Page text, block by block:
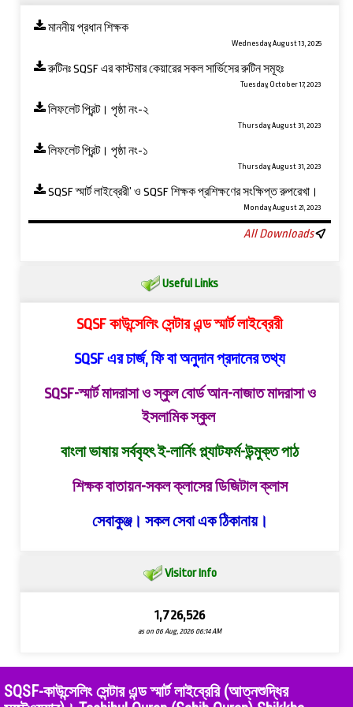
মাননীয় প্রধান শিক্ষক
Wednesday, August 13, 2025
রুটিনঃ SQSF এর কাস্টমার কেয়ারের সকল সার্ভিসের রুটিন সমূহঃ
Tuesday, October 17, 2023
লিফলেট প্রিন্ট। পৃষ্ঠা নং-২
Thursday, August 31, 2023
লিফলেট প্রিন্ট। পৃষ্ঠা নং-১
Thursday, August 31, 2023
SQSF স্মার্ট লাইব্রেরী’ ও ‍SQSF শিক্ষক প্রশিক্ষণের সংক্ষিপ্ত রুপরেখা।
Monday, August 21, 2023
All Downloads
Useful Links
SQSF কাউন্সেলিং সেন্টার এন্ড স্মার্ট লাইব্রেরী
SQSF এর চার্জ, ফি বা অনুদান প্রদানের তথ্য
SQSF-স্মার্ট মাদরাসা ও স্কুল বোর্ড আন-নাজাত মাদরাসা ও
ইসলামিক স্কুল
বাংলা ভাষায় সর্ববৃহৎ ই-লার্নিং প্ল্যাটফর্ম-উন্মুক্ত পাঠ
শিক্ষক বাতায়ন-সকল ক্লাসের ডিজিটাল ক্লাস
সেবাকুঞ্জ। সকল সেবা এক ঠিকানায়।
Visitor Info
1,726,526
as on 06 Aug, 2026 06:14 AM
SQSF-কাউন্সেলিং সেন্টার এন্ড স্মার্ট লাইব্রেরি (আত্নশুদ্ধির